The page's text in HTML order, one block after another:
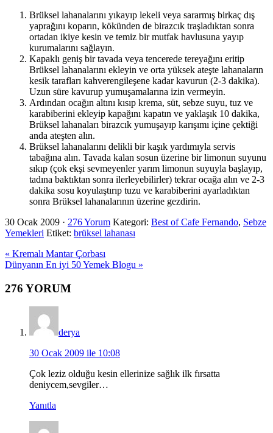
Brüksel lahanalarını yıkayıp lekeli veya sararmış birkaç dış
yaprağını koparın, kökünden de birazcık traşladıktan sonra
ortadan ikiye kesin ve temiz bir mutfak havlusuna yayıp
kurumalarını sağlayın.
Kapaklı geniş bir tavada veya tencerede tereyağını eritip
Brüksel lahanalarını ekleyin ve orta yüksek ateşte lahanaların
kesik tarafları kahverengileşene kadar kavurun (2-3 dakika).
Uzun süre kavurup yumuşamalarına izin vermeyin.
Ardından ocağın altını kısıp krema, süt, sebze suyu, tuz ve
karabiberini ekleyip kapağını kapatın ve yaklaşık 10 dakika,
Brüksel lahanaları birazcık yumuşayıp karışımı içine çektiği
anda ateşten alın.
Brüksel lahanalarını delikli bir kaşık yardımıyla servis
tabağına alın. Tavada kalan sosun üzerine bir limonun suyunu
sıkıp (çok ekşi sevmeyenler yarım limonun suyuyla başlayıp,
tadına baktıktan sonra ilerleyebilirler) tekrar ocağa alın ve 2-3
dakika sosu koyulaştırıp tuzu ve karabiberini ayarladıktan
sonra Brüksel lahanalarının üzerine gezdirin.
30 Ocak 2009 · 276 Yorum Kategori: Best of Cafe Fernando, Sebze
Yemekleri Etiket: brüksel lahanası
Previous
Post:
« Kremalı Mantar Çorbası
Next
Dünyanın En iyi 50 Yemek Blogu »
Etkileşimi
276 YORUM
derya
30 Ocak 2009 ile 10:08
Çok leziz olduğu kesin ellerinize sağlık ilk fırsatta
deniycem,sevgiler…
Yanıtla